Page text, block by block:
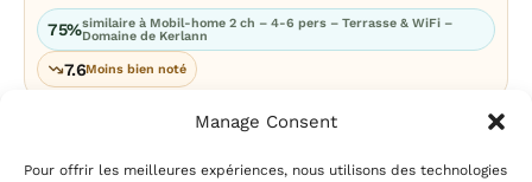
Manage Consent
Pour offrir les meilleures expériences, nous utilisons des technologies
75%similaire à Mobil-home 2 ch – 4-6 pers – Terrasse & WiFi –
Domaine de Kerlann
7.6Moins bien noté